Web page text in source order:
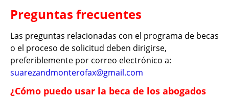
Preguntas frecuentes
Las preguntas relacionadas con el programa de becas
o el proceso de solicitud deben dirigirse,
preferiblemente por correo electrónico a:
suarezandmonterofax@gmail.com
¿Cómo puedo usar la beca de los abogados